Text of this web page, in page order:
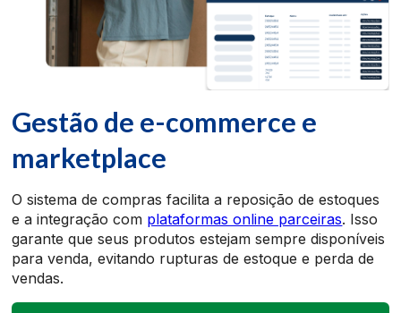
Gestão de e-commerce e
marketplace
O sistema de compras facilita a reposição de estoques
e a integração com plataformas online parceiras. Isso
garante que seus produtos estejam sempre disponíveis
para venda, evitando rupturas de estoque e perda de
vendas.